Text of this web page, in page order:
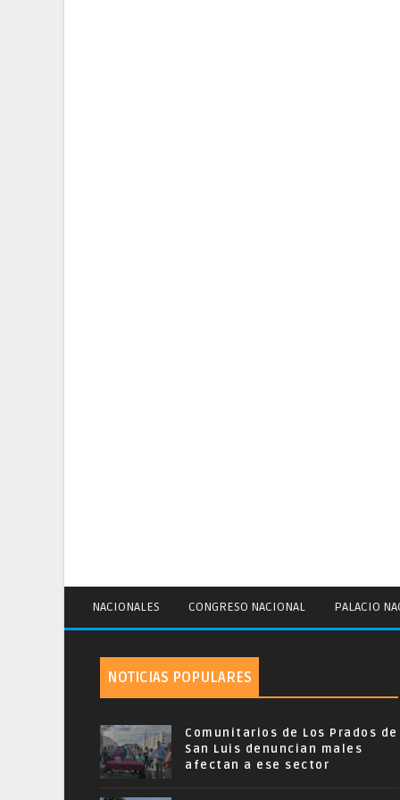
NACIONALES CONGRESO NACIONAL PALACIO
NOTICIAS POPULARES
Comunitarios de Los Prados de
San Luis denuncian males
afectan a ese sector